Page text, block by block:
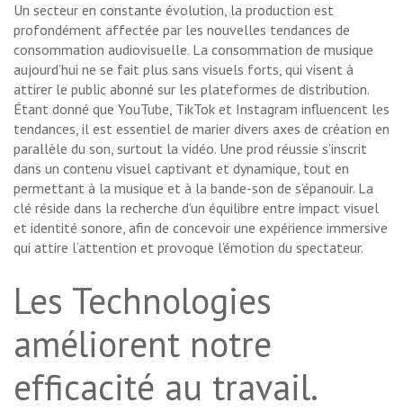
Un secteur en constante évolution, la production est
profondément affectée par les nouvelles tendances de
consommation audiovisuelle. La consommation de musique
aujourd’hui ne se fait plus sans visuels forts, qui visent à
attirer le public abonné sur les plateformes de distribution.
Étant donné que YouTube, TikTok et Instagram influencent les
tendances, il est essentiel de marier divers axes de création en
parallèle du son, surtout la vidéo. Une prod réussie s’inscrit
dans un contenu visuel captivant et dynamique, tout en
permettant à la musique et à la bande-son de s’épanouir. La
clé réside dans la recherche d’un équilibre entre impact visuel
et identité sonore, afin de concevoir une expérience immersive
qui attire l’attention et provoque l’émotion du spectateur.
Les Technologies
améliorent notre
efficacité au travail.